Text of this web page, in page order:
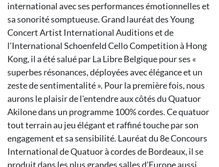
international avec ses performances émotionnelles et
sa sonorité somptueuse. Grand lauréat des Young
Concert Artist International Auditions et de
l'International Schoenfeld Cello Competition à Hong
Kong, il a été salué par La Libre Belgique pour ses «
superbes résonances, déployées avec élégance et un
zeste de sentimentalité ». Pour la première fois, nous
aurons le plaisir de l'entendre aux côtés du Quatuor
Akilone dans un programme 100% cordes. Ce quatuor
tout terrain au jeu élégant et raffiné touche par son
engagement et sa sensibilité. Lauréat du 8e Concours
International de Quatuor à cordes de Bordeaux, il se
produit dans les plus grandes salles d’Europe aussi